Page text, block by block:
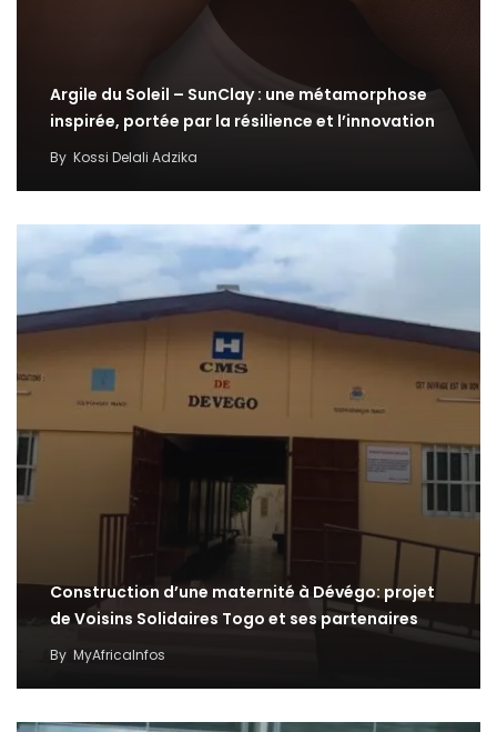
Argile du Soleil – SunClay : une métamorphose
inspirée, portée par la résilience et l’innovation
By Kossi Delali Adzika
Construction d’une maternité à Dévégo: projet
de Voisins Solidaires Togo et ses partenaires
By MyAfricaInfos